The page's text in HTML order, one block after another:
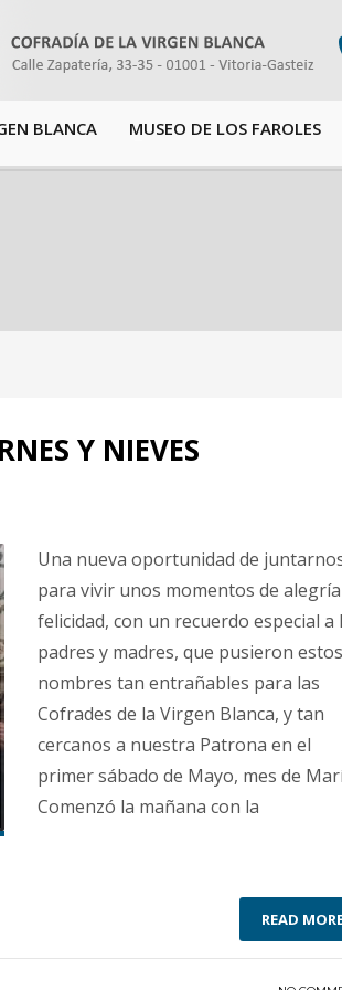
BLANCA MUSEO DE LOS FAROLES
Y NIEVES
Una nueva oportunidad de
para vivir unos momentos de
felicidad, con un recuerdo especial a
padres y madres, que pusieron estos
nombres tan entrañables para las
Cofrades de la Virgen Blanca, y tan
cercanos a nuestra Patrona en el
primer sábado de Mayo, mes de
Comenzó la mañana con la
READ